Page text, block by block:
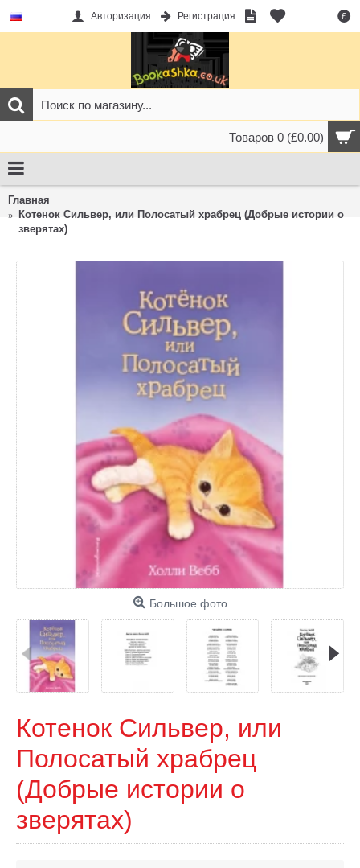
£
Авторизация Регистрация
Товаров 0 (£0.00)
Главная
Котенок Сильвер, или Полосатый храбрец (Добрые истории о
зверятах)
Большое фото
Котенок Сильвер, или
Полосатый храбрец
(Добрые истории о
зверятах)